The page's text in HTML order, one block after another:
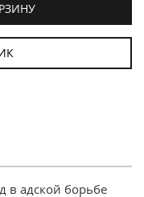
в адской борьбе